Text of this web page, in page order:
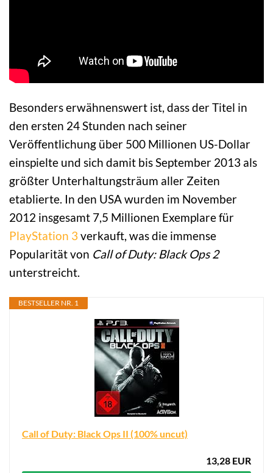
Besonders erwähnenswert ist, dass der Titel in
den ersten 24 Stunden nach seiner
Veröffentlichung über 500 Millionen US-Dollar
einspielte und sich damit bis September 2013 als
größter Unterhaltungsträum aller Zeiten
etablierte. In den USA wurden im November
2012 insgesamt 7,5 Millionen Exemplare für
PlayStation 3verkauft, was die immense
Popularität von Call of Duty: Black Ops 2
unterstreicht.
BESTSELLER NR. 1
Call of Duty: Black Ops II (100% uncut)
13,28 EUR